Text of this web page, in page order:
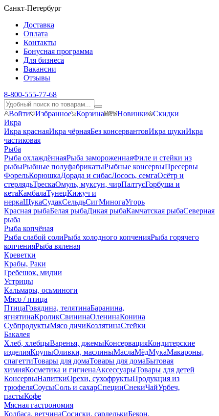
Санкт-Петербург
Доставка
Оплата
Контакты
Бонусная программа
Для бизнеса
Вакансии
Отзывы
8-800-555-77-68
Войти Избранное Корзина Новинки Скидки
Икра
Икра краснаяИкра чёрнаяБез консервантовИкра щукиИкра
частиковая
Рыба
Рыба охлаждённаяРыба замороженнаяФиле и стейки из
рыбыРыбные полуфабрикатыРыбные консервыПресервы
ФорельКорюшкаДорада и сибасЛосось, семгаОсётр и
стерлядьТрескаОмуль, муксун, чирПалтусГорбуша и
кетаКамбалаТунецКижуч и
неркаЩукаСудакСельдьСигМиногаУгорь
Красная рыбаБелая рыбаДикая рыбаКамчатская рыбаСеверная
рыба
Рыба копчёная
Рыба слабой солиРыба холодного копченияРыба горячего
копченияРыба вяленая
Креветки
Крабы, Раки
Гребешок, мидии
Устрицы
Кальмары, осьминоги
Мясо / птица
ПтицаГовядина, телятинаБаранина,
ягнятинаКроликСвининаОленинаКонина
СубпродуктыМясо дичиКозлятинаСтейки
Бакалея
Хлеб, хлебцыВаренья, джемыКонсервацияКондитерские
изделияКрупыОливки, маслиныМаслаМёдМукаМакароны,
спагеттиТовары для домаТовары для домаБытовая
химияКосметика и гигиенаАксессуарыТовары для детей
КонсервыНапиткиОрехи, сухофруктыПродукция из
трюфеляСоусыСоль и сахарСпецииСнекиЧайУрбеч,
пастыКофе
Мясная гастрономия
Колбаса, ветчинаСосиски, сарделькиБекон,